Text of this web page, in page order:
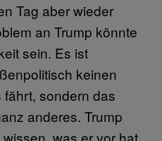
Tag aber wieder
an Trump könnte
sein. Es ist
keinen
sondern das
anderes. Trump
was er vor hat.